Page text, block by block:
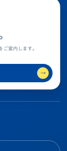
ご案内します。
→